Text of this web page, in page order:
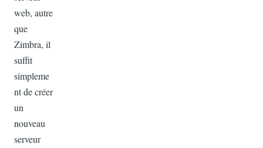
web, autre
que
Zimbra, il
suffit
simpleme
nt de créer
un
nouveau
serveur